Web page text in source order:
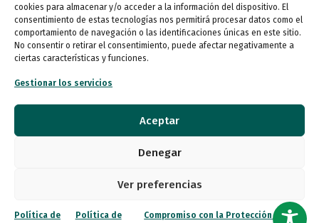
cookies para almacenar y/o acceder a la información del dispositivo. El
consentimiento de estas tecnologías nos permitirá procesar datos como el
comportamiento de navegación o las identificaciones únicas en este sitio.
No consentir o retirar el consentimiento, puede afectar negativamente a
ciertas características y funciones.
Gestionar los servicios
Aceptar
Denegar
Ver preferencias
Política de Política de Compromiso con la Protección de
Autismo
Recursos
Transparencia